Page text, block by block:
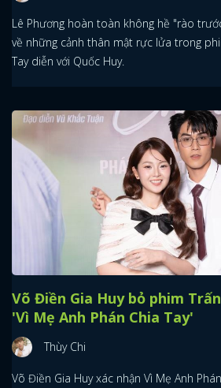
Lê Phương hoàn toàn không hề "rào
về những cảnh thân mật rực lửa trong
Tay diễn với Quốc Huy.
Võ Điền Gia Huy bỏ phim
'Vì Mẹ Anh Phán Chia Tay'
Thùy Chi
Võ Điền Gia Huy xác nhận Vì Mẹ Anh